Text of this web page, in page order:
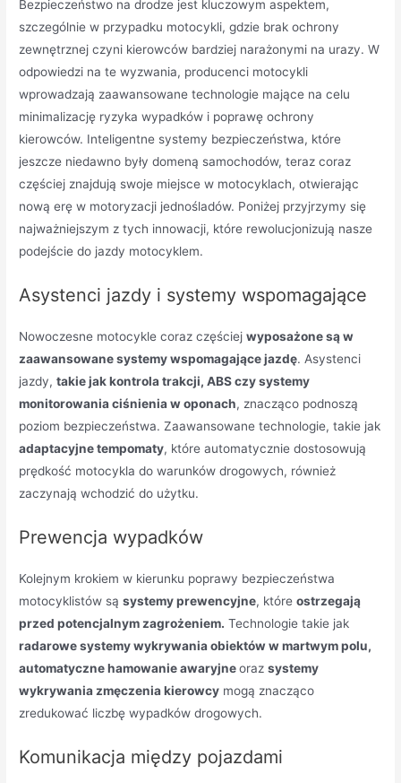
Bezpieczeństwo na drodze jest kluczowym aspektem,
szczególnie w przypadku motocykli, gdzie brak ochrony
zewnętrznej czyni kierowców bardziej narażonymi na urazy. W
odpowiedzi na te wyzwania, producenci motocykli
wprowadzają zaawansowane technologie mające na celu
minimalizację ryzyka wypadków i poprawę ochrony
kierowców. Inteligentne systemy bezpieczeństwa, które
jeszcze niedawno były domeną samochodów, teraz coraz
częściej znajdują swoje miejsce w motocyklach, otwierając
nową erę w motoryzacji jednośladów. Poniżej przyjrzymy się
najważniejszym z tych innowacji, które rewolucjonizują nasze
podejście do jazdy motocyklem.
Asystenci jazdy i systemy wspomagające
Nowoczesne motocykle coraz częściejwyposażone są w
zaawansowane systemy wspomagające jazdę. Asystenci
jazdy,takie jak kontrola trakcji, ABS czy systemy
monitorowania ciśnienia w oponach, znacząco podnoszą
poziom bezpieczeństwa. Zaawansowane technologie, takie jak
adaptacyjne tempomaty, które automatycznie dostosowują
prędkość motocykla do warunków drogowych, również
zaczynają wchodzić do użytku.
Prewencja wypadków
Kolejnym krokiem w kierunku poprawy bezpieczeństwa
motocyklistów sąsystemy prewencyjne, któreostrzegają
przed potencjalnym zagrożeniem. Technologie takie jak
radarowe systemy wykrywania obiektów w martwym polu,
automatyczne hamowanie awaryjneorazsystemy
wykrywania zmęczenia kierowcy mogą znacząco
zredukować liczbę wypadków drogowych.
Komunikacja między pojazdami